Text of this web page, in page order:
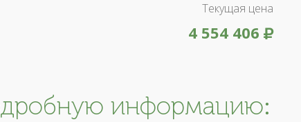
Текущая цена
4 554 406
информацию: